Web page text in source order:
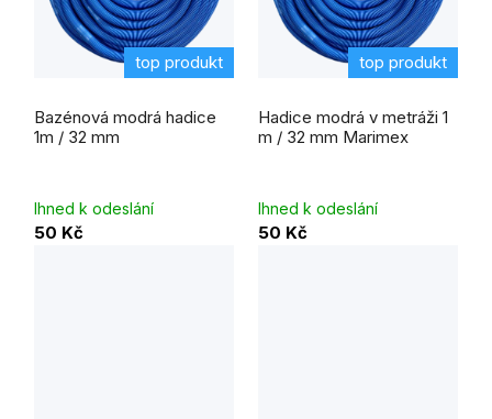
top produkt
Bazénová modrá hadice
1m / 32 mm
Ihned k odeslání
50 Kč
top produkt
Hadice modrá v metráži 1
m / 32 mm Marimex
hodnocení
produktu
je
5,0
Ihned k odeslání
50 Kč